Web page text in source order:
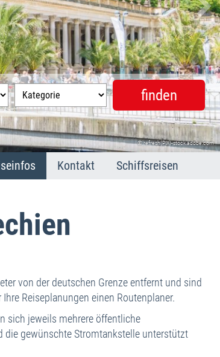
© refresh(PIX)-stock.adobe.com
und bündig
Kontakt Schiffsreisen
von der deutschen Grenze entfernt und sind
Reiseplanungen einen Routenplaner.
sich jeweils mehrere öffentliche
die gewünschte Stromtankstelle unterstützt